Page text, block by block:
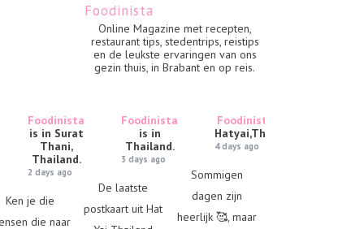
Foodinista
Online Magazine met recepten,
restaurant tips, stedentrips, reistips
en de leukste ervaringen van ons
gezin thuis, in Brabant en op reis.
Foodinista
is in Surat
Thani,
Thailand.
2 days ago
Ken je die
die naar
Foodinista
is in
Thailand.
3 days ago
De laatste
postkaart uit Hat
Foodinista
Hatyai,Thailand.
4 days ago
Sommigen
dagen zijn
heerlijk 🥰, maar